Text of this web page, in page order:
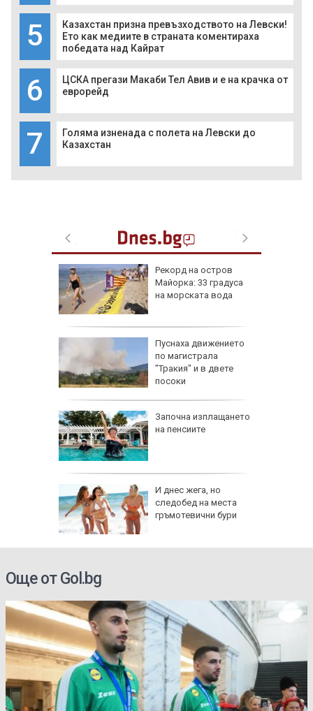
5
Казахстан призна превъзходството на Левски!
Ето как медиите в страната коментираха
победата над Кайрат
6
ЦСКА прегази Макаби Тел Авив и е на крачка от
еврорейд
7
Голяма изненада с полета на Левски до
Казахстан
Рекорд на остров
Майорка: 33 градуса
на морската вода
Пуснаха движението
по магистрала
"Тракия" и в двете
посоки
Започна изплащането
на пенсиите
И днес жега, но
следобед на места
гръмотевични бури
Още от Gol.bg